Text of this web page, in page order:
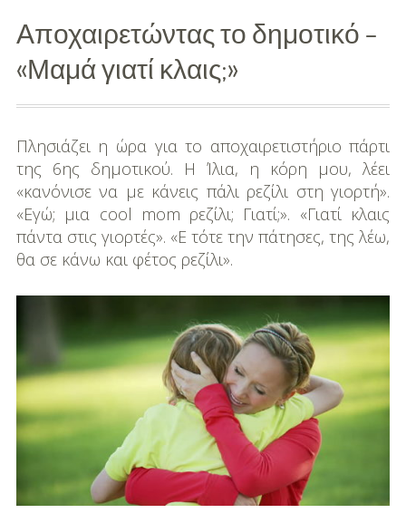
Διασκέδαση
Εκπαίδευση
Βάπτιση
Οργάνωση
Βάπτισης
Διάσημες
Βαπτίσεις
Παιδικό Δωμάτιο
Deco
DIY
Διατροφή-Συνταγές
Συνταγές
Αποχαιρετώντας το δημοτικό –
«Μαμά γιατί κλαις;»
Πλησιάζει η ώρα για το αποχαιρετιστήριο πάρτι
της 6ης δημοτικού. Η Ίλια, η κόρη μου, λέει
«κανόνισε να με κάνεις πάλι ρεζίλι στη γιορτή».
«Εγώ; μια cool mom ρεζίλι; Γιατί;». «Γιατί κλαις
πάντα στις γιορτές». «Ε τότε την πάτησες, της λέω,
θα σε κάνω και φέτος ρεζίλι».